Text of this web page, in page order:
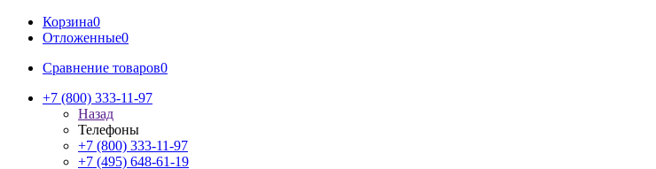
Корзина0
Отложенные0
Сравнение товаров0
+7 (800) 333-11-97
Назад
Телефоны
+7 (800) 333-11-97
+7 (495) 648-61-19